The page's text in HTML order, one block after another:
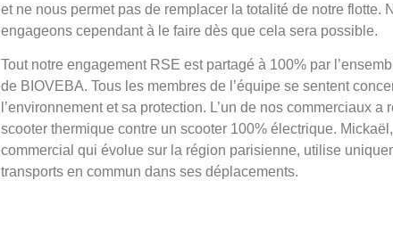
et ne nous permet pas de remplacer la totalité de notre flotte.
engageons cependant à le faire dès que cela sera possible.
Tout notre engagement RSE est partagé à 100% par
de BIOVEBA. Tous les membres de l’équipe se sentent
l’environnement et sa protection. L’un de nos commerciaux a
scooter thermique contre un scooter 100% électrique.
commercial qui évolue sur la région parisienne, utilise
transports en commun dans ses déplacements.